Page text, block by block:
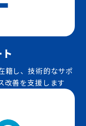
籍し、技術的なサポ
改善を支援します